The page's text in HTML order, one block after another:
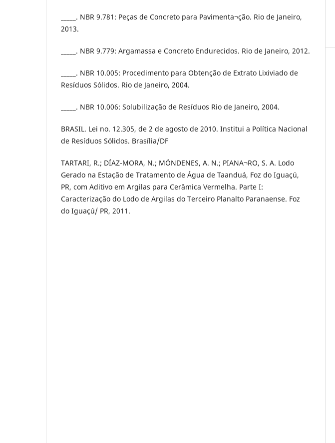
_____. NBR 9.781: Peças de Concreto para Pavimenta¬ção. Rio de Janeiro,
2013.
_____. NBR 9.779: Argamassa e Concreto Endurecidos. Rio de Janeiro, 2012.
_____. NBR 10.005: Procedimento para Obtenção de Extrato Lixiviado de
Resíduos Sólidos. Rio de Janeiro, 2004.
_____. NBR 10.006: Solubilização de Resíduos Rio de Janeiro, 2004.
BRASIL. Lei no. 12.305, de 2 de agosto de 2010. Institui a Política Nacional
de Resíduos Sólidos. Brasília/DF
TARTARI, R.; DÍAZ-MORA, N.; MÓNDENES, A. N.; PIANA¬RO, S. A. Lodo
Gerado na Estação de Tratamento de Água de Taanduá, Foz do Iguaçú,
PR, com Aditivo em Argilas para Cerâmica Vermelha. Parte I:
Caracterização do Lodo de Argilas do Terceiro Planalto Paranaense. Foz
do Iguaçú/ PR, 2011.